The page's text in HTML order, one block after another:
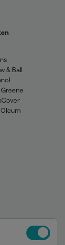
& Ball